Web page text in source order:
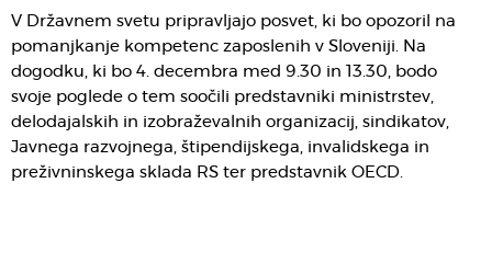
V Državnem svetu pripravljajo posvet, ki bo opozoril na
pomanjkanje kompetenc zaposlenih v Sloveniji. Na
dogodku, ki bo 4. decembra med 9.30 in 13.30, bodo
svoje poglede o tem soočili predstavniki ministrstev,
delodajalskih in izobraževalnih organizacij, sindikatov,
Javnega razvojnega, štipendijskega, invalidskega in
preživninskega sklada RS ter predstavnik OECD.